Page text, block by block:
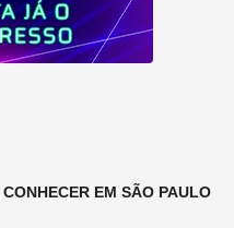
EM SÃO PAULO